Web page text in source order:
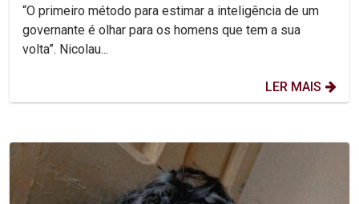
“O primeiro método para estimar a inteligência de um
governante é olhar para os homens que tem a sua
volta”. Nicolau...
LER MAIS